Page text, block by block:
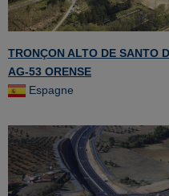
TRONÇON ALTO DE SANTO
AG-53 ORENSE
Espagne